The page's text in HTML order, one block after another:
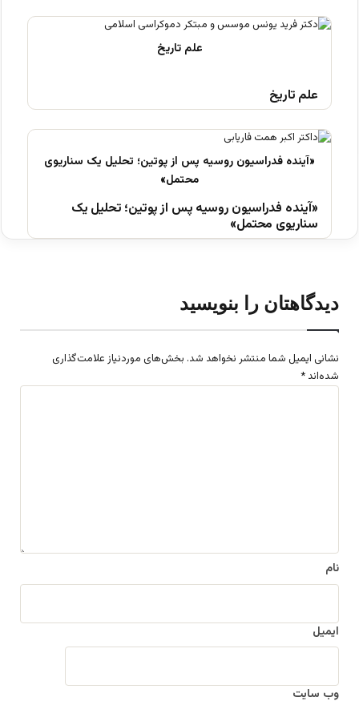
علم تاریخ
«آینده فدراسیون روسیه پس از پوتین؛ تحلیل یک
سناریوی محتمل»
دیدگاهتان را بنویسید
نشانی ایمیل شما منتشر نخواهد شد. بخش‌های موردنیاز علامت‌گذاری
شده‌اند *
نام
ایمیل
وب‌ سایت